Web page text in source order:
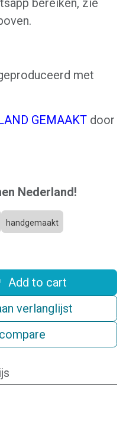
bereiken, zie
met
GEMAAKT door
Nederland!
handgemaakt
Add to cart
verlanglijst